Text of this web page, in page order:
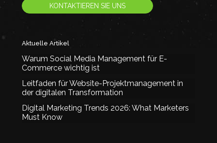
KONTAKTIEREN SIE UNS
Aktuelle Artikel
Warum Social Media Management für E-
Commerce wichtig ist
Leitfaden für Website-Projektmanagement in
der digitalen Transformation
Digital Marketing Trends 2026: What Marketers
Must Know